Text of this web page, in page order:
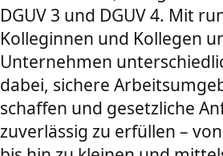
DGUV 3 und DGUV 4. Mit
Kolleginnen und Kollegen
Unternehmen
dabei, sichere
schaffen und gesetzliche
zuverlässig zu erfüllen –